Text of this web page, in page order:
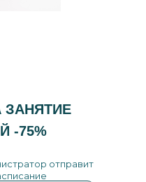
отправит
ЗАНЯТИЕ
-75%